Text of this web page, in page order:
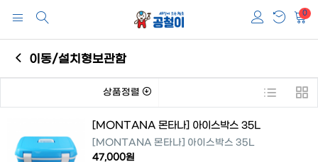
0
이동/설치형보관함
상품정렬
[MONTANA 몬타나] 아이스박스 35L
[MONTANA 몬타나] 아이스박스 35L
47,000원